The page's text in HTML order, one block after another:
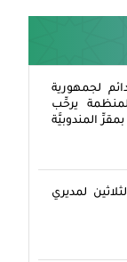
لجمهورية
يرحِّب
المندوبيَّة
لمديري